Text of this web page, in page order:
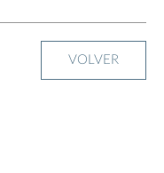
VOLVER